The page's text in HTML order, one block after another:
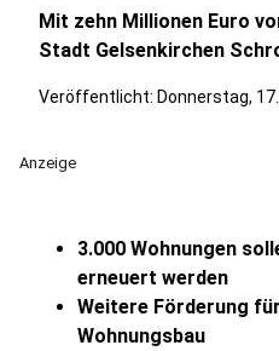
Mit zehn Millionen Euro
Stadt Gelsenkirchen
Veröffentlicht: Donnerstag,
Anzeige
3.000 Wohnungen
erneuert werden
Weitere Förderung
Wohnungsbau